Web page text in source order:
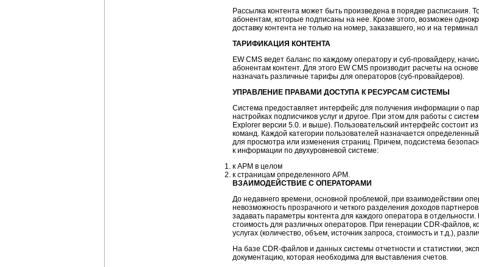
Рассылка контента может быть произведена в порядке расписания.
абонентам, которые подписаны на нее. Кроме этого, возможен
доставку контента не только на номер, заказавшего, но и на
ТАРИФИКАЦИЯ КОНТЕНТА
EW CMS ведет баланс по каждому оператору и суб-провайдеру,
абонентам контент. Для этого EW CMS производит расчеты на
назначать различные тарифы для операторов (суб-провайдеров).
УПРАВЛЕНИЕ ПРАВАМИ ДОСТУПА К РЕСУРСАМ СИСТЕМЫ
Система предоставляет интерфейс для получения информации о
настройках подписчиков услуг и другое. При этом для работы с
Explorer версии 5.0. и выше). Пользовательский интерфейс состоит
команд. Каждой категории пользователей назначается
для просмотра или изменения страниц. Причем, подсистема
к информации по двухуровневой системе:
к АРМ в целом
к страницам определенного АРМ.
ВЗАИМОДЕЙСТВИЕ С ОПЕРАТОРАМИ
До недавнего времени, основной проблемой, при взаимодействии
невозможность прозрачного и четкого разделения доходов
задавать параметры контента для каждого оператора в
стоимость для различных операторов. При генерации CDR-файлов,
услугах (количество, объем, источник запроса, стоимость и т.д.),
На базе CDR-файлов и данных системы отчетности и статистики,
документацию, которая необходима для выставления счетов.